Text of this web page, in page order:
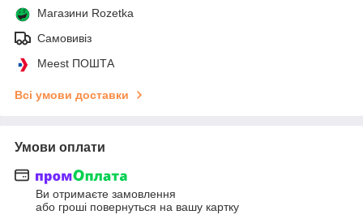
Магазини Rozetka
Самовивіз
Meest ПОШТА
Всі умови доставки
Умови оплати
Ви отримаєте замовлення
або гроші повернуться на вашу картку